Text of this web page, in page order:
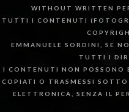
WITHOUT WRITTEN
TUTTI I CONTENUTI
EMMANUELE SORDINI, SE
TUTTI I
I CONTENUTI NON POSSONO
COPIATI O TRASMESSI
ELETTRONICA, SENZA IL